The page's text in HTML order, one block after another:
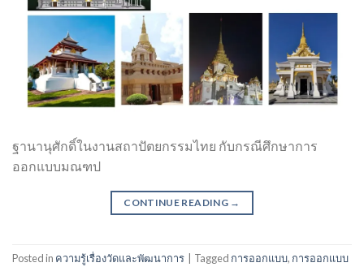
ฐานานุศักดิ์ในงานสถาปัตยกรรมไทย กับกรณีศึกษาการ
ออกแบบมณฑป
CONTINUE READING →
Posted in ความรู้เรื่องวัดและพัฒนาการ Tagged การออกแบบ, การออกแบบ